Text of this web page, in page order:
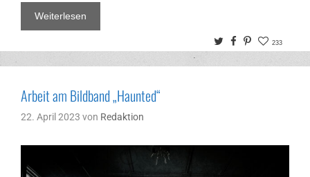
Weiterlesen
TwitterFacebook
Pinterest
233
Arbeit am Bildband „Haunted“
22. April 2023 von Redaktion